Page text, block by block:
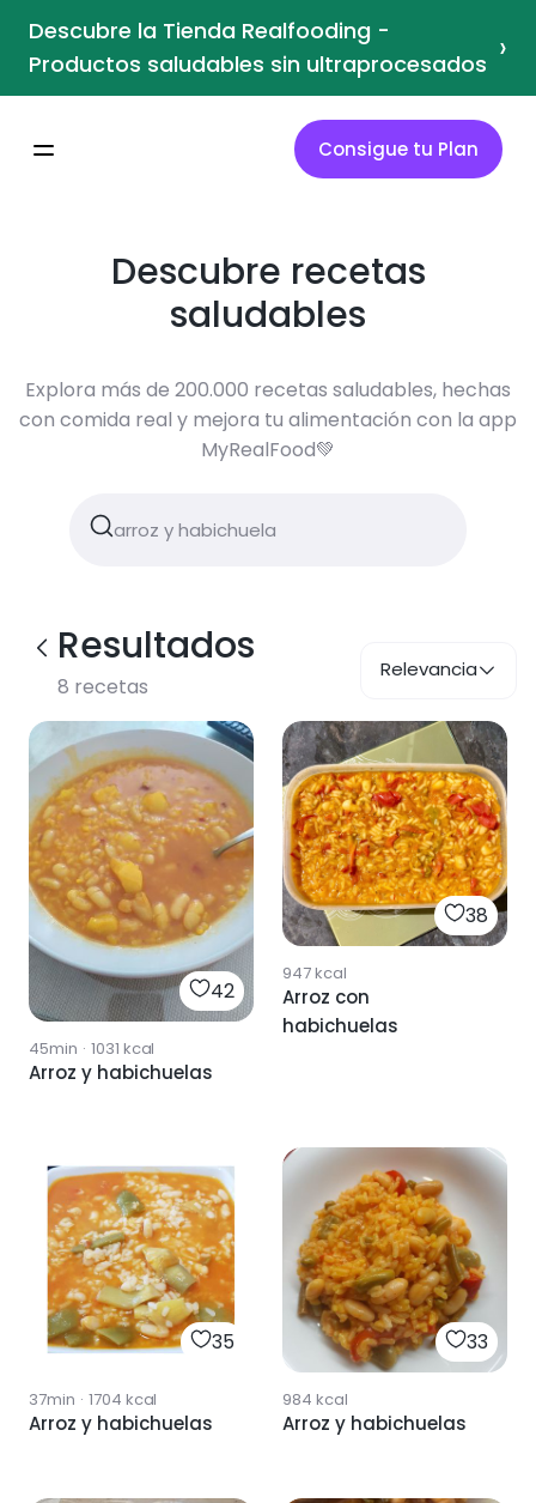
Descubre la Tienda Realfooding -
Productos saludables sin ultraprocesados ›
Consigue tu Plan
Descubre recetas
saludables
Explora más de 200.000 recetas saludables, hechas
con comida real y mejora tu alimentación con la app
MyRealFood💚
Resultados
8 recetas
Relevancia
42
45min · 1031 kcal
Arroz y habichuelas
38
947kcal
Arroz con
habichuelas
35
37min · 1704 kcal
Arroz y habichuelas
33
984 kcal
Arroz y habichuelas